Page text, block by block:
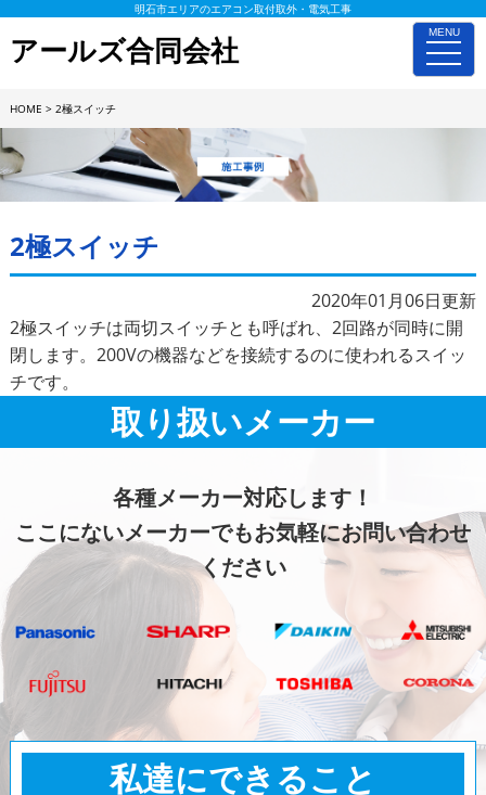
MENU
toggle
明石市エリアのエアコン取付取外・電気工事
アールズ合同会社
HOME > 2極スイッチ
2極スイッチ
2020年01月06日更新
2極スイッチは両切スイッチとも呼ばれ、2回路が同時に開
閉します。200Vの機器などを接続するのに使われるスイッ
チです。
取り扱いメーカー
各種メーカー対応します！
ここにないメーカーでもお気軽にお問い合わせ
ください
私達にできること